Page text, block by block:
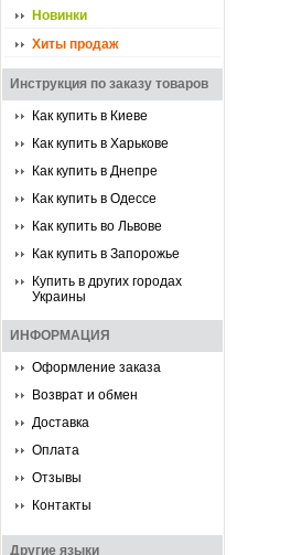
Новинки
Хиты продаж
Инструкция по заказу товаров
Как купить в Киеве
Как купить в Харькове
Как купить в Днепре
Как купить в Одессе
Как купить во Львове
Как купить в Запорожье
Купить в других городах
Украины
ИНФОРМАЦИЯ
Оформление заказа
Возврат и обмен
Доставка
Оплата
Отзывы
Контакты
Другие языки